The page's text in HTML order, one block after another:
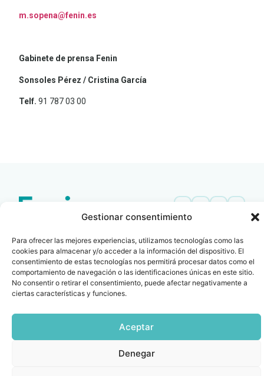
Gestionar consentimiento
Para ofrecer las mejores experiencias, utilizamos tecnologías como las
cookies para almacenar y/o acceder a la información del dispositivo. El
consentimiento de estas tecnologías nos permitirá procesar datos como el
comportamiento de navegación o las identificaciones únicas en este sitio.
No consentir o retirar el consentimiento, puede afectar negativamente a
ciertas características y funciones.
Aceptar
Denegar
m.sopena@fenin.es
Gabinete de prensa Fenin
Sonsoles Pérez / Cristina García
Telf. 91 787 03 00
info@fenin.es
C/ Villanueva, 20 - 1-
28001
915 759 800
Travesera de Gracia, 56 -
1º, 3ª 08006
932 014 655
Todos los derechos
de
privacidad
legalde
y